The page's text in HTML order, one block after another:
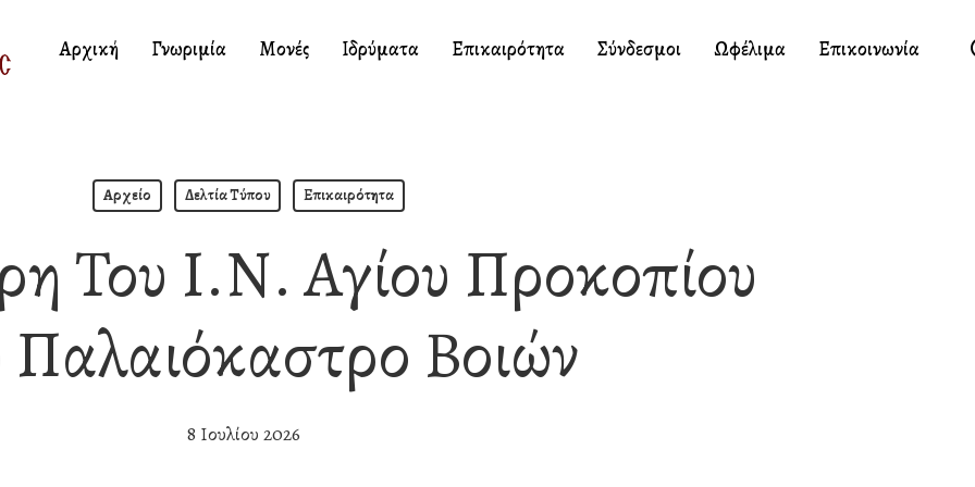
Αρχική Γνωριμία Μονές Ιδρύματα Επικαιρότητα Σύνδεσμοι Ωφέλιμα Επικοινωνία
Αρχείο Δελτία Τύπου Επικαιρότητα
Του Ι.Ν. Αγίου Προκοπίου
Παλαιόκαστρο Βοιών
8 Ιουλίου 2026